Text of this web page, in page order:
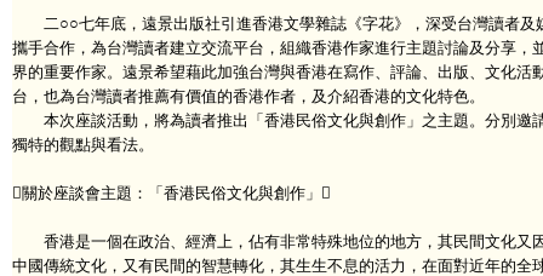
二○○七年底，遠景出版社引進香港文學雜誌《字花》，深受台灣讀者及
攜手合作，為台灣讀者建立交流平台，組織香港作家進行主題討論及分享
界的重要作家。遠景希望藉此加強台灣與香港在寫作、評論、出版、文化
台，也為台灣讀者推薦有價值的香港作者，及介紹香港的文化特色。
本次座談活動，將為讀者推出「香港民俗文化與創作」之主題。分別邀
獨特的觀點與看法。
關於座談會主題：「香港民俗文化與創作」
香港是一個在政治、經濟上，佔有非常特殊地位的地方，其民間文化又
中國傳統文化，又有民間的智慧轉化，其生生不息的活力，在面對近年的全